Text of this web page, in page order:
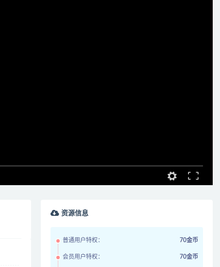
资源信息
普通用户特权： 70金币
会员用户特权： 70金币